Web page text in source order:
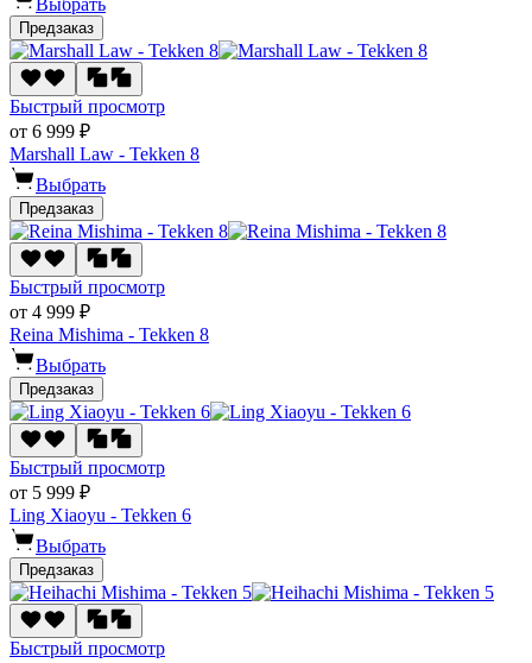
Выбрать
Предзаказ
Быстрый просмотр
от 6 999 ₽
Marshall Law - Tekken 8
Выбрать
Предзаказ
Быстрый просмотр
от 4 999 ₽
Reina Mishima - Tekken 8
Выбрать
Предзаказ
Быстрый просмотр
от 5 999 ₽
Ling Xiaoyu - Tekken 6
Выбрать
Предзаказ
Быстрый просмотр